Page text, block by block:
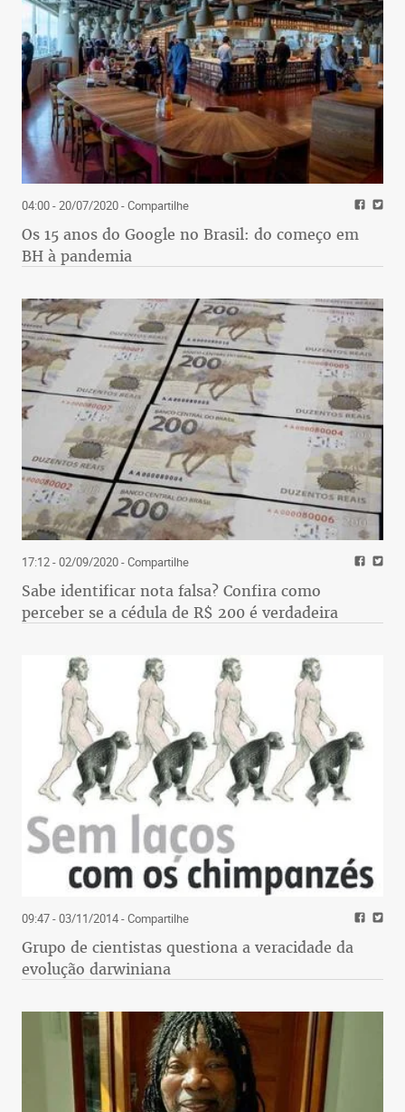
04:00 - 20/07/2020- Compartilhe
Os 15 anos do Google no Brasil: do começo em
BH à pandemia
17:12 - 02/09/2020- Compartilhe
Sabe identificar nota falsa? Confira como
perceber se a cédula de R$ 200 é verdadeira
09:47 - 03/11/2014- Compartilhe
Grupo de cientistas questiona a veracidade da
evolução darwiniana